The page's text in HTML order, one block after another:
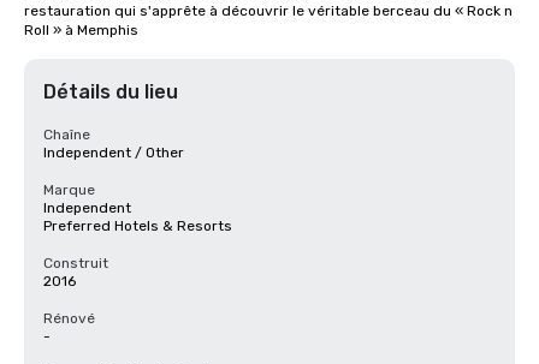
restauration qui s'apprête à découvrir le véritable berceau du « Rock n
Roll » à Memphis
Détails du lieu
Chaîne
Independent / Other
Marque
Independent
Preferred Hotels & Resorts
Construit
2016
Rénové
-